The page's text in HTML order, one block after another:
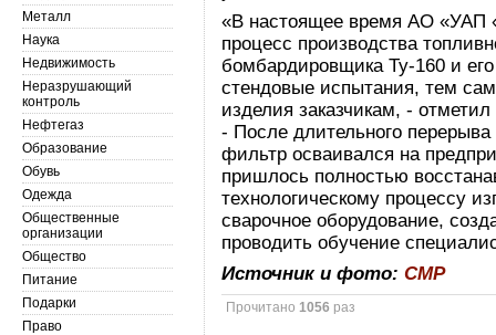
«В настоящее время АО «УАП
процесс производства
бомбардировщика Ту-160 и
стендовые испытания, тем
изделия заказчикам, -
- После длительного
фильтр осваивался на
пришлось полностью
технологическому процессу
сварочное оборудование,
проводить обучение
Источник и фото:СМР
Прочитано1056 раз
Металл
Наука
Недвижимость
Неразрушающий
контроль
Нефтегаз
Образование
Обувь
Одежда
Общественные
организации
Общество
Питание
Подарки
Право